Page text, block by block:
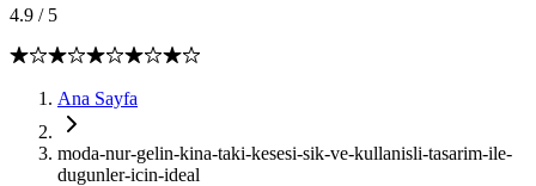
4.9 / 5
Ana Sayfa
moda-nur-gelin-kina-taki-kesesi-sik-ve-kullanisli-tasarim-ile-
dugunler-icin-ideal